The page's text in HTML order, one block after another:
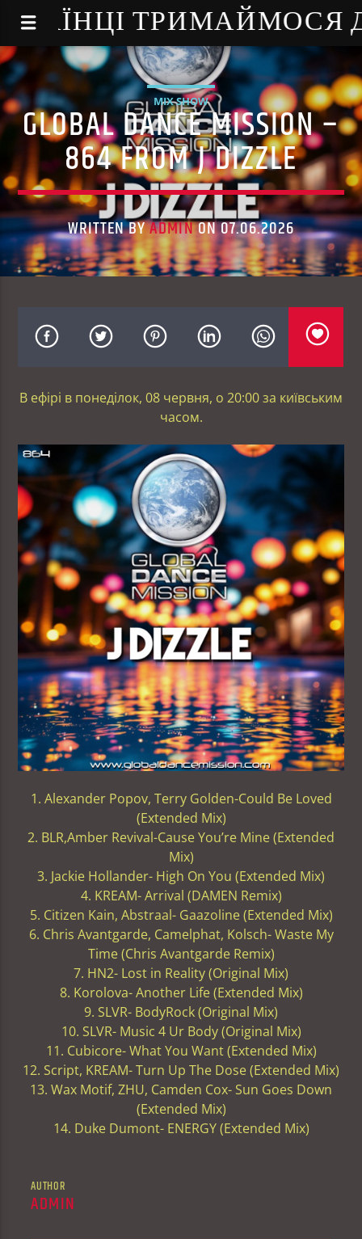
- УКРАЇНЦІ
MIX SHOW
GLOBAL DANCE MISSION –
864 FROM J DIZZLE
WRITTEN BYADMINON 07.06.2026
В ефірі в понеділок, 08 червня, о 20:00 за київським
часом.
1. Alexander Popov, Terry Golden-Could Be Loved
(Extended Mix)
2. BLR,Amber Revival-Cause You’re Mine (Extended
Mix)
3. Jackie Hollander- High On You (Extended Mix)
4. KREAM- Arrival (DAMEN Remix)
5. Citizen Kain, Abstraal- Gaazoline (Extended Mix)
6. Chris Avantgarde, Camelphat, Kolsch- Waste My
Time (Chris Avantgarde Remix)
7. HN2- Lost in Reality (Original Mix)
8. Korolova- Another Life (Extended Mix)
9. SLVR- BodyRock (Original Mix)
10. SLVR- Music 4 Ur Body (Original Mix)
11. Cubicore- What You Want (Extended Mix)
12. Script, KREAM- Turn Up The Dose (Extended Mix)
13. Wax Motif, ZHU, Camden Cox- Sun Goes Down
(Extended Mix)
14. Duke Dumont- ENERGY (Extended Mix)
AUTHOR
ADMIN